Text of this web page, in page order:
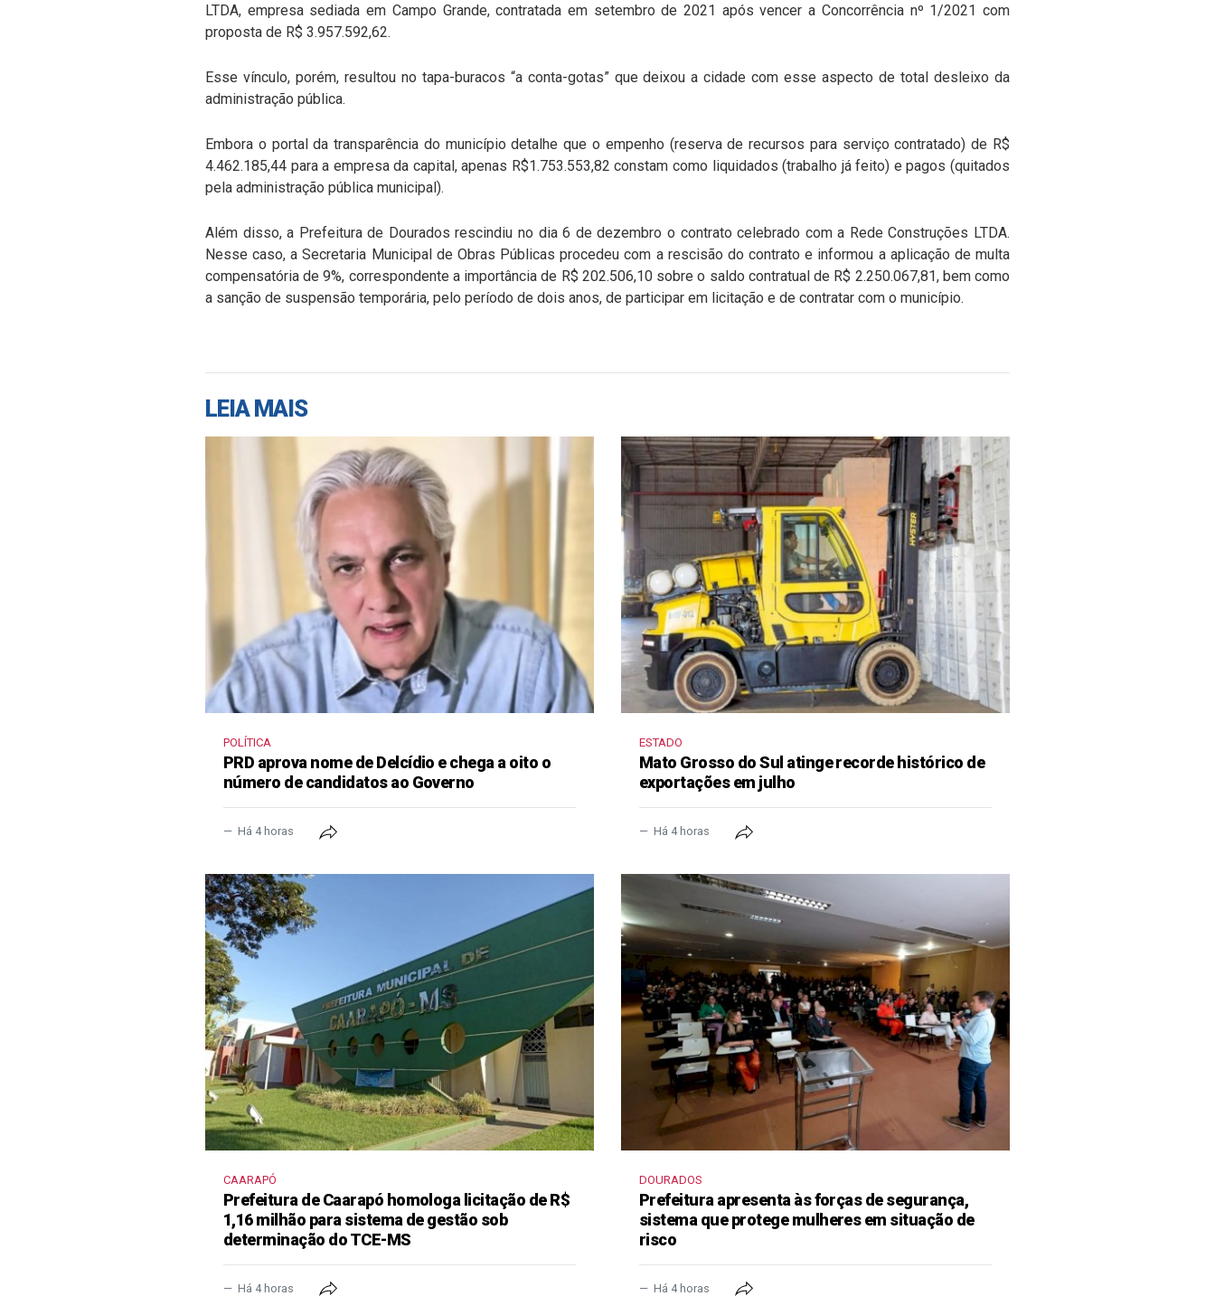
LTDA, empresa sediada em Campo Grande, contratada em setembro de 2021 após vencer a Concorrência nº 1/2021 com
proposta de R$ 3.957.592,62.
Esse vínculo, porém, resultou no tapa-buracos “a conta-gotas” que deixou a cidade com esse aspecto de total desleixo da
administração pública.
Embora o portal da transparência do município detalhe que o empenho (reserva de recursos para serviço contratado) de R$
4.462.185,44 para a empresa da capital, apenas R$1.753.553,82 constam como liquidados (trabalho já feito) e pagos (quitados
pela administração pública municipal).
Além disso, a Prefeitura de Dourados rescindiu no dia 6 de dezembro o contrato celebrado com a Rede Construções LTDA.
Nesse caso, a Secretaria Municipal de Obras Públicas procedeu com a rescisão do contrato e informou a aplicação de multa
compensatória de 9%, correspondente a importância de R$ 202.506,10 sobre o saldo contratual de R$ 2.250.067,81, bem como
a sanção de suspensão temporária, pelo período de dois anos, de participar em licitação e de contratar com o município.
LEIA MAIS
POLÍTICA
PRD aprova nome de Delcídio e chega a oito o
número de candidatos ao Governo
Há 4 horas
ESTADO
Mato Grosso do Sul atinge recorde histórico de
exportações em julho
Há 4 horas
CAARAPÓ
Prefeitura de Caarapó homologa licitação de R$
1,16 milhão para sistema de gestão sob
determinação do TCE-MS
Há 4 horas
DOURADOS
Prefeitura apresenta às forças de segurança,
sistema que protege mulheres em situação de
risco
Há 4 horas